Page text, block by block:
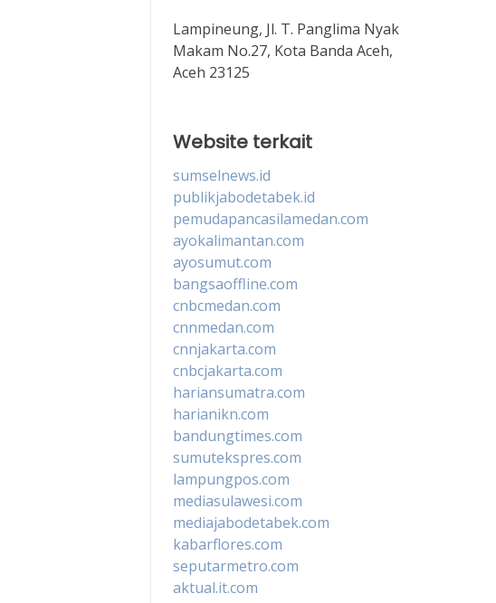
Lampineung, Jl. T. Panglima Nyak
Makam No.27, Kota Banda Aceh,
Aceh 23125
Website terkait
sumselnews.id
publikjabodetabek.id
pemudapancasilamedan.com
ayokalimantan.com
ayosumut.com
bangsaoffline.com
cnbcmedan.com
cnnmedan.com
cnnjakarta.com
cnbcjakarta.com
hariansumatra.com
harianikn.com
bandungtimes.com
sumutekspres.com
lampungpos.com
mediasulawesi.com
mediajabodetabek.com
kabarflores.com
seputarmetro.com
aktual.it.com